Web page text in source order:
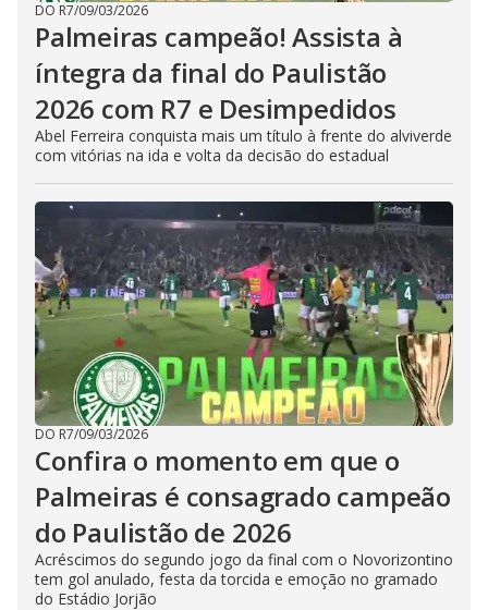
DO R7/09/03/2026
Palmeiras campeão! Assista à
íntegra da final do Paulistão
2026 com R7 e Desimpedidos
Abel Ferreira conquista mais um título à frente do alviverde
com vitórias na ida e volta da decisão do estadual
DO R7/09/03/2026
Confira o momento em que o
Palmeiras é consagrado campeão
do Paulistão de 2026
Acréscimos do segundo jogo da final com o Novorizontino
tem gol anulado, festa da torcida e emoção no gramado
do Estádio Jorjão